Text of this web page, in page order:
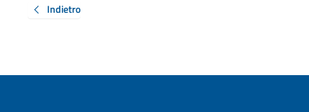
Indietro